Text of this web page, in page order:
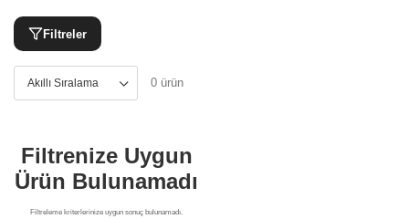
Filtreler
0 ürün